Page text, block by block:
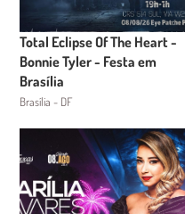
Total Eclipse Of The Heart -
Bonnie Tyler - Festa em
Brasília
Brasília - DF